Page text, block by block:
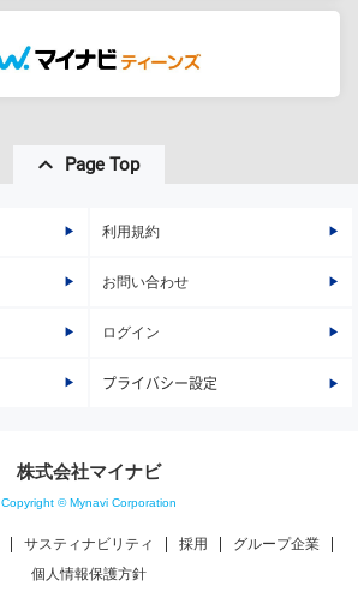
Page Top
利用規約
お問い合わせ
ログイン
プライバシー設定
株式会社マイナビ
Copyright © Mynavi Corporation
サスティナビリティ 採用
グループ企業
個人情報保護方針